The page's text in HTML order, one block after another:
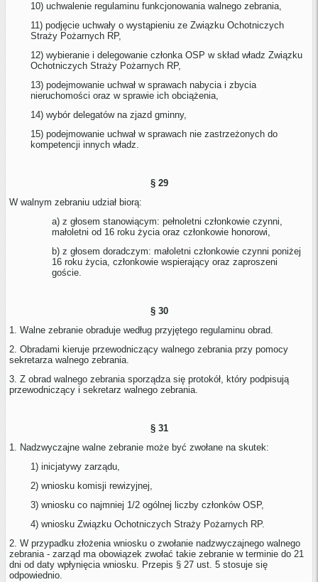
10) uchwalenie regulaminu funkcjonowania walnego zebrania,
11) podjęcie uchwały o wystąpieniu ze Związku Ochotniczych
Straży Pożarnych RP,
12) wybieranie i delegowanie członka OSP w skład władz Związku
Ochotniczych Straży Pożarnych RP,
13) podejmowanie uchwał w sprawach nabycia i zbycia
nieruchomości oraz w sprawie ich obciążenia,
14) wybór delegatów na zjazd gminny,
15) podejmowanie uchwał w sprawach nie zastrzeżonych do
kompetencji innych władz.
§ 29
W walnym zebraniu udział biorą:
a) z głosem stanowiącym: pełnoletni członkowie czynni,
małoletni od 16 roku życia oraz członkowie honorowi,
b) z głosem doradczym: małoletni członkowie czynni poniżej
16 roku życia, członkowie wspierający oraz zaproszeni
goście.
§ 30
1. Walne zebranie obraduje według przyjętego regulaminu obrad.
2. Obradami kieruje przewodniczący walnego zebrania przy pomocy
sekretarza walnego zebrania.
3. Z obrad walnego zebrania sporządza się protokół, który podpisują
przewodniczący i sekretarz walnego zebrania.
§ 31
1. Nadzwyczajne walne zebranie może być zwołane na skutek:
1) inicjatywy zarządu,
2) wniosku komisji rewizyjnej,
3) wniosku co najmniej 1/2 ogólnej liczby członków OSP,
4) wniosku Związku Ochotniczych Straży Pożarnych RP.
2. W przypadku złożenia wniosku o zwołanie nadzwyczajnego walnego
zebrania - zarząd ma obowiązek zwołać takie zebranie w terminie do 21
dni od daty wpłynięcia wniosku. Przepis § 27 ust. 5 stosuje się
odpowiednio.